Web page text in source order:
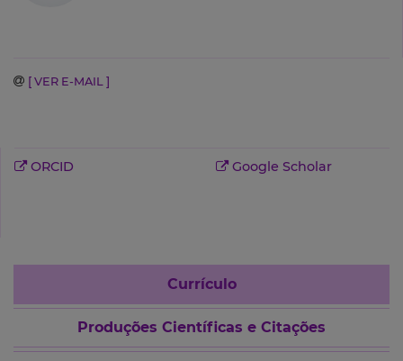
[ VER E-MAIL ]
ORCID Google Scholar
Currículo
Produções Científicas e Citações